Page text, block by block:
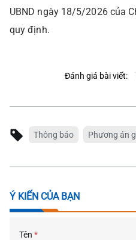
UBND ngày 18/5/2026 của
quy định.
Đánh giá bài viết:
Thông báo Phương án
Ý KIẾN CỦA BẠN
Tên *